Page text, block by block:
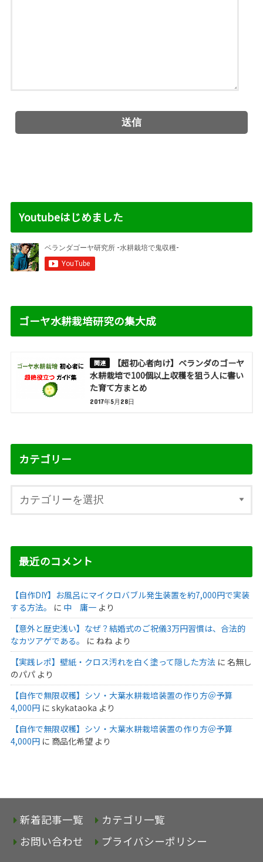
Youtubeはじめました
ゴーヤ水耕栽培研究の集大成
【超初心者向け】ベランダのゴーヤ
水耕栽培で100個以上収穫を狙う人に書い
た育て方まとめ
2017年5月28日
カテゴリー
最近のコメント
【自作DIY】お風呂にマイクロバブル発生装置を約7,000円で実装
する方法。
に 中 庸一より
【意外と歴史浅い】なぜ？結婚式のご祝儀3万円習慣は、合法的
なカツアゲである。
に ねねより
【実践レポ】壁紙・クロス汚れを白く塗って隠した方法 に 名無し
のパパより
【自作で無限収穫】シソ・大葉水耕栽培装置の作り方＠予算
4,000円に skykataoka より
【自作で無限収穫】シソ・大葉水耕栽培装置の作り方＠予算
4,000円に 商品化希望より
新着記事一覧
カテゴリ一覧
お問い合わせ
プライバシーポリシー